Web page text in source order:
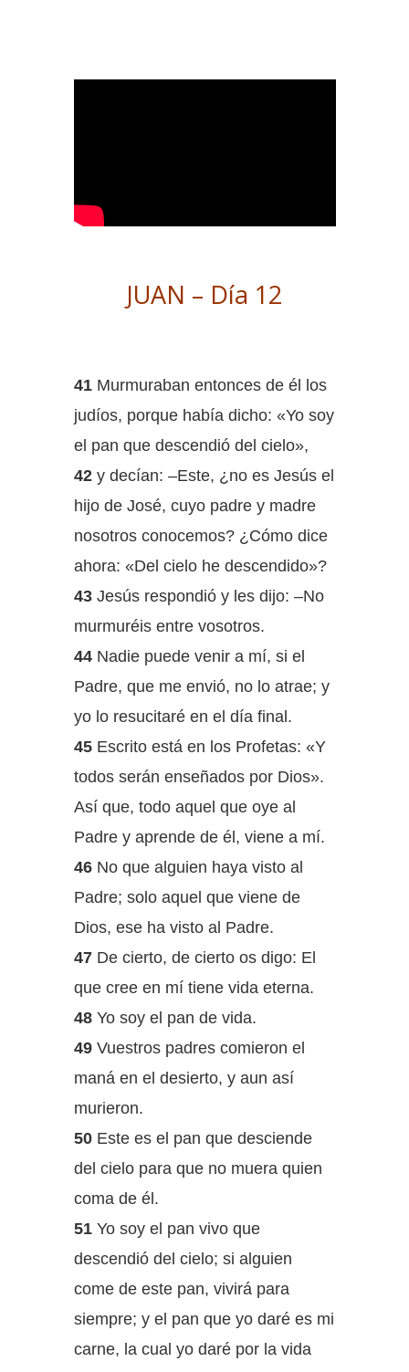
JUAN – Día 12
41 Murmuraban entonces de él los
judíos, porque había dicho: «Yo soy
el pan que descendió del cielo»,
42 y decían: –Este, ¿no es Jesús el
hijo de José, cuyo padre y madre
nosotros conocemos? ¿Cómo dice
ahora: «Del cielo he descendido»?
43 Jesús respondió y les dijo: –No
murmuréis entre vosotros.
44 Nadie puede venir a mí, si el
Padre, que me envió, no lo atrae; y
yo lo resucitaré en el día final.
45 Escrito está en los Profetas: «Y
todos serán enseñados por Dios».
Así que, todo aquel que oye al
Padre y aprende de él, viene a mí.
46 No que alguien haya visto al
Padre; solo aquel que viene de
Dios, ese ha visto al Padre.
47 De cierto, de cierto os digo: El
que cree en mí tiene vida eterna.
48 Yo soy el pan de vida.
49 Vuestros padres comieron el
maná en el desierto, y aun así
murieron.
50 Este es el pan que desciende
del cielo para que no muera quien
coma de él.
51 Yo soy el pan vivo que
descendió del cielo; si alguien
come de este pan, vivirá para
siempre; y el pan que yo daré es mi
carne, la cual yo daré por la vida